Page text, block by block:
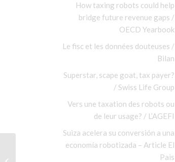
How taxing robots could help
bridge future revenue gaps /
OECD Yearbook
Le fisc et les données douteuses /
Bilan
Superstar, scape goat, tax payer?
/ Swiss Life Group
Vers une taxation des robots ou
de leur usage? / L’AGEFI
Suiza acelera su conversión a una
economía robotizada – Article El
Paìs
Régime ordinaire ou